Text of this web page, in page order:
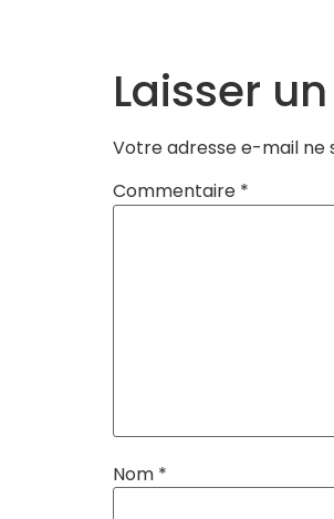
Laisser
Votre adresse e-mail ne
Commentaire *
Nom *